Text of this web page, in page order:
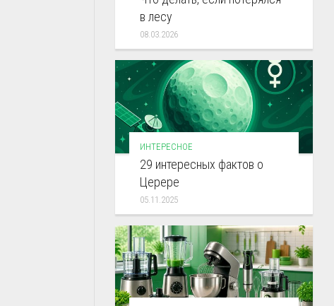
в лесу
08.03.2026
ИНТЕРЕСНОЕ
29 интересных фактов о
Церере
05.11.2025